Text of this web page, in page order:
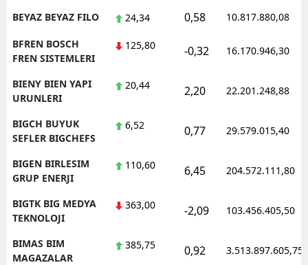
BEYAZ BEYAZ FILO 24,34 0,58 10.817.880,08
BFREN BOSCH
FREN SISTEMLERI
125,80 -0,32 16.170.946,30
BIENY BIEN YAPI
URUNLERI
20,44 2,20 22.201.248,88
BIGCH BUYUK
SEFLER BIGCHEFS
6,52 0,77 29.579.015,40
BIGEN BIRLESIM
GRUP ENERJI
110,60 6,45 204.572.111,80
BIGTK BIG MEDYA
TEKNOLOJI
363,00 -2,09 103.456.405,50
BIMAS BIM
MAGAZALAR
385,75 0,92 3.513.897.605,75